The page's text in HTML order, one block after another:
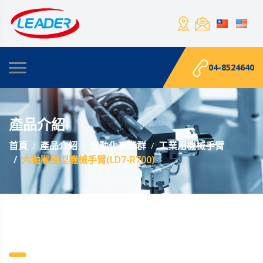
04-8524640
產品介紹
首頁 產品介紹 自動化事業群
工業用機械手臂
六軸關節型機械手臂(LD7-R700)